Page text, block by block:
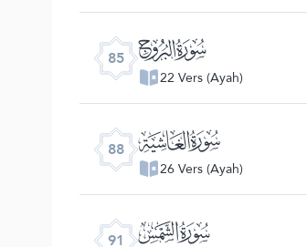
85 ﰂ
22 Vers (Ayah)
88 ﰅ
26 Vers (Ayah)
91 ﰈ